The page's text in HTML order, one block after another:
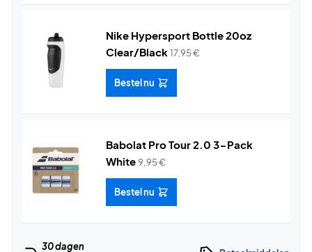
Nike Hypersport Bottle 20oz
Clear/Black17,95€
Bestel nu
Babolat Pro Tour 2.0 3-Pack
White9,95€
Bestel nu
30 dagen